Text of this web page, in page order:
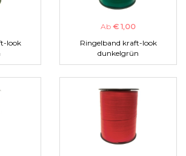
look
Ab € 1,00
Ringelband kraft-look
dunkelgrün